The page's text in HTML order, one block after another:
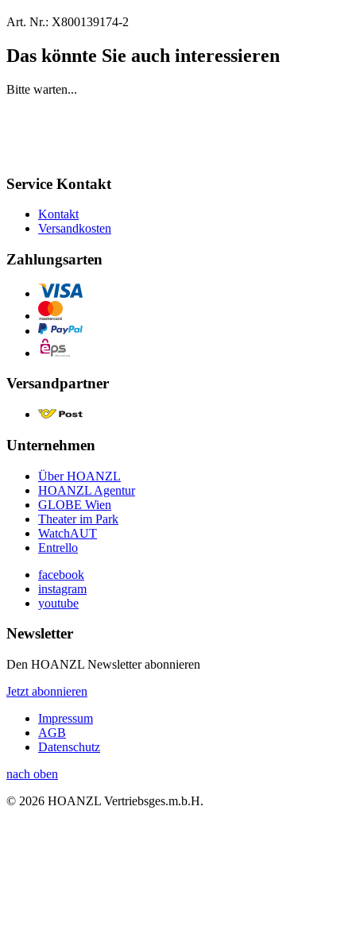
Art. Nr.: X800139174-2
Das könnte Sie auch interessieren
Bitte warten...
Service Kontakt
Kontakt
Versandkosten
Zahlungsarten
Versandpartner
Unternehmen
Über HOANZL
HOANZL Agentur
GLOBE Wien
Theater im Park
WatchAUT
Entrello
facebook
instagram
youtube
Newsletter
Den HOANZL Newsletter abonnieren
Jetzt abonnieren
Impressum
AGB
Datenschutz
nach oben
© 2026 HOANZL Vertriebsges.m.b.H.